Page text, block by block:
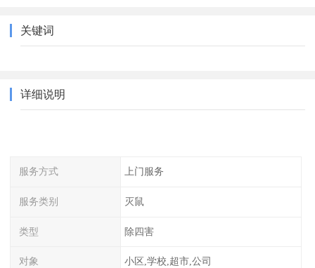
关键词
详细说明
服务方式 上门服务
服务类别 灭鼠
类型 除四害
对象 小区,学校,超市,公司